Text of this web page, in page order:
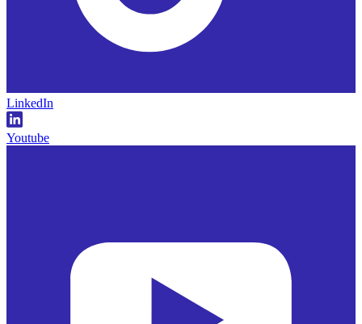
LinkedIn
Youtube